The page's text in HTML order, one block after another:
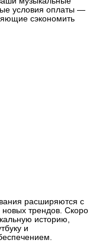
условия оплаты —
сэкономить
расширяются с
трендов. Скоро
историю,
и